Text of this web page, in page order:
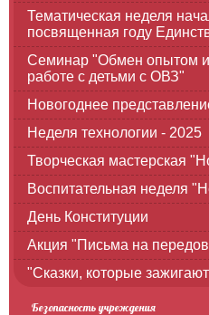
Тематическая неделя
посвященная году
Семинар "Обмен опытом
работе с детьми с ОВЗ"
Новогоднее
Неделя технологии - 2025
Творческая мастерская
Воспитательная неделя
День Конституции
Акция "Письма на
"Сказки, которые
Безопасность учреждения